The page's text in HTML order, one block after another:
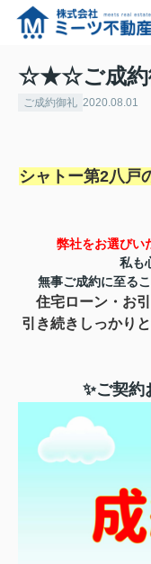
☆★☆ご成
ご成約御礼 2020.08.01
シャトー第2八
弊社をお選びい
私も
無事ご成約に至る
住宅ローン・お
引き続きしっかり
✨ご契約